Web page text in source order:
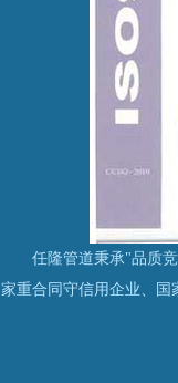
任隆管道秉承"品质
家重合同守信用企业、国